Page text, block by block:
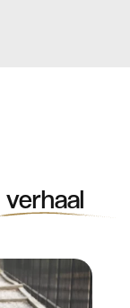
verhaal